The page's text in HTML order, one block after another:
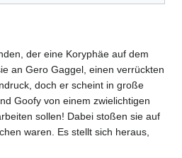
der eine Koryphäe auf dem
an Gero Gaggel, einen verrückten
doch er scheint in große
Goofy von einem zwielichtigen
sollen! Dabei stoßen sie auf
waren. Es stellt sich heraus,